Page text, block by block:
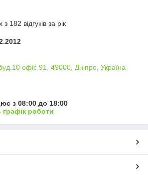
182 відгуків за рік
офіс 91, 49000, Дніпро, Україна
з 08:00 до 18:00
графік роботи